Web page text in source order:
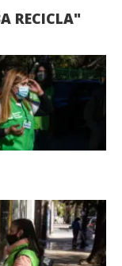
RECICLA"